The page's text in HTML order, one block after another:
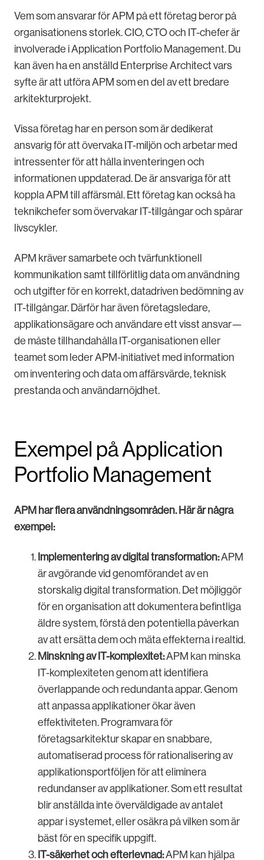
Vem som ansvarar för APM på ett företag beror på
organisationens storlek. CIO, CTO och IT-chefer är
involverade i Application Portfolio Management. Du
kan även ha en anställd Enterprise Architect vars
syfte är att utföra APM som en del av ett bredare
arkitekturprojekt.
Vissa företag har en person som är dedikerat
ansvarig för att övervaka IT-miljön och arbetar med
intressenter för att hålla inventeringen och
informationen uppdaterad. De är ansvariga för att
koppla APM till affärsmål. Ett företag kan också ha
teknikchefer som övervakar IT-tillgångar och spårar
livscykler.
APM kräver samarbete och tvärfunktionell
kommunikation samt tillförlitlig data om användning
och utgifter för en korrekt, datadriven bedömning av
IT-tillgångar. Därför har även företagsledare,
applikationsägare och användare ett visst ansvar—
de måste tillhandahålla IT-organisationen eller
teamet som leder APM-initiativet med information
om inventering och data om affärsvärde, teknisk
prestanda och användarnöjdhet.
Exempel på Application
Portfolio Management
APM har flera användningsområden. Här är några
exempel:
Implementering av digital transformation:APM
är avgörande vid genomförandet av en
storskalig digital transformation. Det möjliggör
för en organisation att dokumentera befintliga
äldre system, förstå den potentiella påverkan
av att ersätta dem och mäta effekterna i realtid.
Minskning av IT-komplexitet:APM kan minska
IT-komplexiteten genom att identifiera
överlappande och redundanta appar. Genom
att anpassa applikationer ökar även
effektiviteten. Programvara för
företagsarkitektur skapar en snabbare,
automatiserad process för rationalisering av
applikationsportföljen för att eliminera
redundanser av applikationer. Som ett resultat
blir anställda inte överväldigade av antalet
appar i systemet, eller osäkra på vilken som är
bäst för en specifik uppgift.
IT-säkerhet och efterlevnad:APM kan hjälpa